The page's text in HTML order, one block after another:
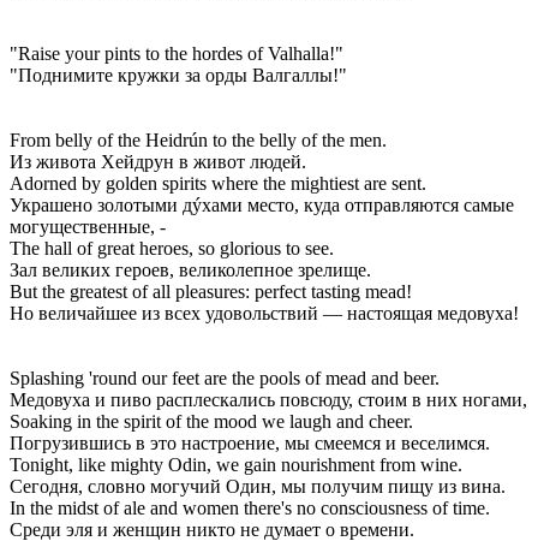
"Raise your pints to the hordes of Valhalla!"
"Поднимите кружки за орды Валгаллы!"
From belly of the Heidrún to the belly of the men.
Из живота Хейдрун в живот людей.
Adorned by golden spirits where the mightiest are sent.
Украшено золотыми дýхами место, куда отправляются самые
могущественные, -
The hall of great heroes, so glorious to see.
Зал великих героев, великолепное зрелище.
But the greatest of all pleasures: perfect tasting mead!
Но величайшее из всех удовольствий — настоящая медовуха!
Splashing 'round our feet are the pools of mead and beer.
Медовуха и пиво расплескались повсюду, стоим в них ногами,
Soaking in the spirit of the mood we laugh and cheer.
Погрузившись в это настроение, мы смеемся и веселимся.
Tonight, like mighty Odin, we gain nourishment from wine.
Сегодня, словно могучий Один, мы получим пищу из вина.
In the midst of ale and women there's no consciousness of time.
Среди эля и женщин никто не думает о времени.